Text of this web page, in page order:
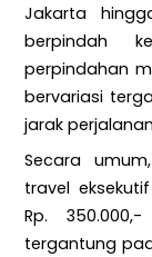
Jakarta
berpindah
perpindahan
bervariasi
jarak
Secara
travel
Rp.
tergantung